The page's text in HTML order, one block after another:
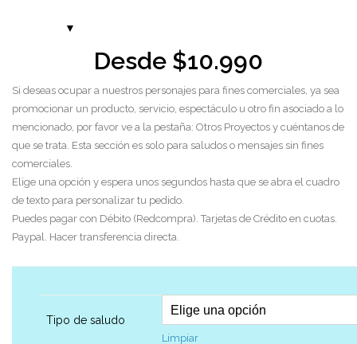
Desde $10.990
Si deseas ocupar a nuestros personajes para fines comerciales, ya sea
promocionar un producto, servicio, espectáculo u otro fin asociado a lo
mencionado, por favor ve a la pestaña: Otros Proyectos y cuéntanos de
que se trata. Esta sección es solo para saludos o mensajes sin fines
comerciales.
Elige una opción y espera unos segundos hasta que se abra el cuadro
de texto para personalizar tu pedido.
Puedes pagar con Débito (Redcompra). Tarjetas de Crédito en cuotas.
Paypal. Hacer transferencia directa.
Tipo de saludo
Limpiar